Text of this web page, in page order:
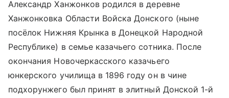
Александр Ханжонков родился в деревне
Ханжонковка Области Войска Донского (ныне
посёлок Нижняя Крынка в Донецкой Народной
Республике) в семье казачьего сотника. После
окончания Новочеркасского казачьего
юнкерского училища в 1896 году он в чине
подхорунжего был принят в элитный Донской 1-й